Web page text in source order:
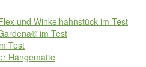
und Winkelhahnstück im Test
im Test
Test
Hängematte